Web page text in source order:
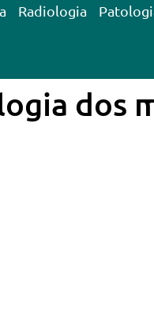
Radiologia
dos